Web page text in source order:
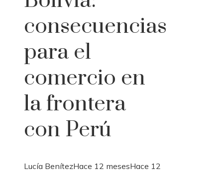
consecuencias
para el
comercio en
la frontera
con Perú
Lucía BenítezHace 12 mesesHace 12